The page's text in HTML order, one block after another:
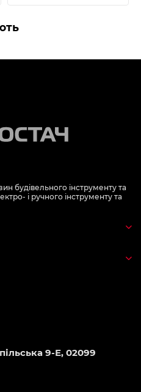
будівельного інструменту та
і ручного інструменту та
9-Е, 02099